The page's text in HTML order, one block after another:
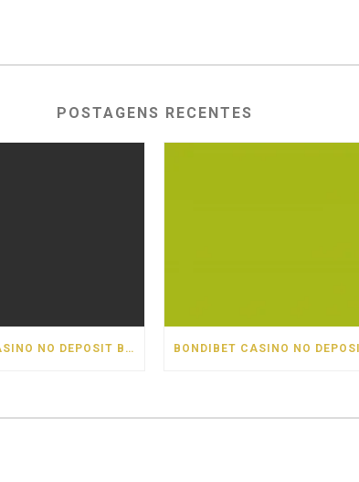
POSTAGENS RECENTES
CASHLIB CASINO NO DEPOSIT BONUS